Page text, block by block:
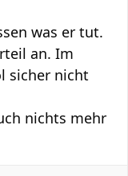
was er tut.
an. Im
sicher nicht
nichts mehr